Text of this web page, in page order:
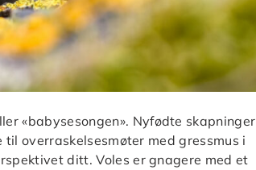
«babysesongen». Nyfødte skapninger
overraskelsesmøter med gressmus i
ditt. Voles er gnagere med et